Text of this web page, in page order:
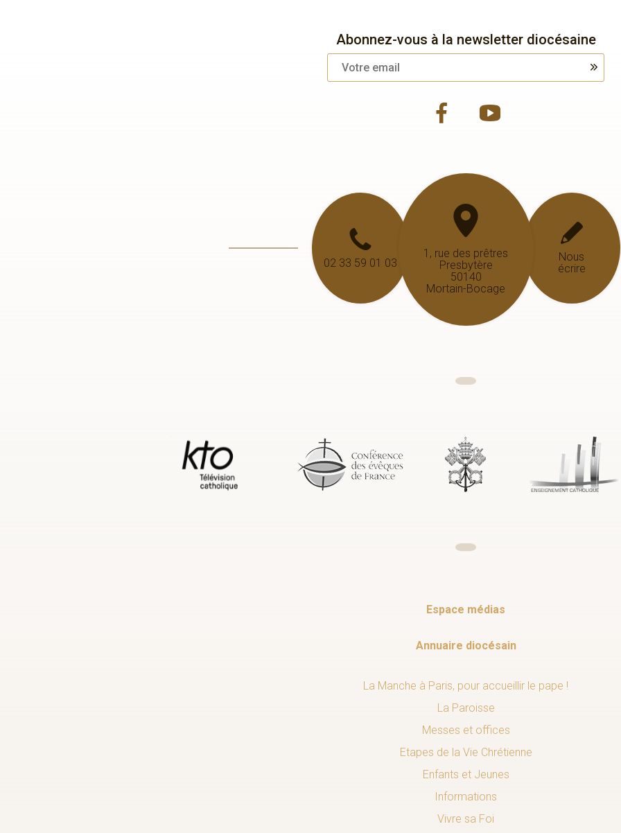
Abonnez-vous à la newsletter diocésaine
02 33 59 01 03
Nous
écrire
1, rue des prêtres
Presbytère
50140
Mortain-Bocage
Espace médias
Annuaire diocésain
La Manche à Paris, pour accueillir le pape !
La Paroisse
Messes et offices
Etapes de la Vie Chrétienne
Enfants et Jeunes
Informations
Vivre sa Foi